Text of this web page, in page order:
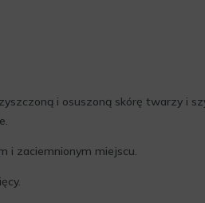
i osuszoną skórę twarzy i
i zaciemnionym miejscu.